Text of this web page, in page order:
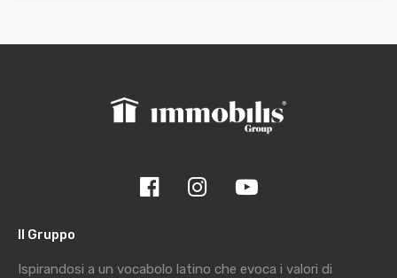
Il Gruppo
Ispirandosi a un vocabolo latino che evoca i valori di